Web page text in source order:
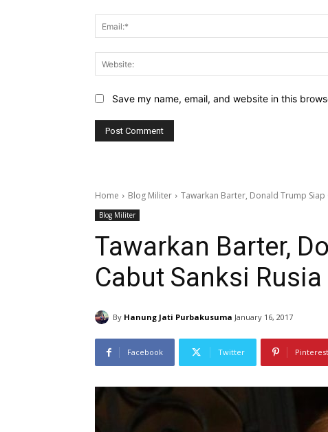
Save my name, email, and website in this